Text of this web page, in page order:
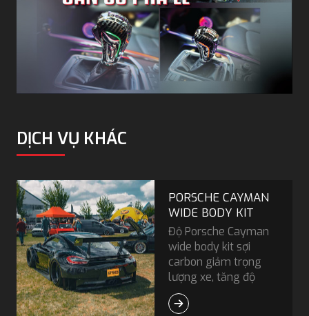
DỊCH VỤ KHÁC
PORSCHE CAYMAN
WIDE BODY KIT
Độ Porsche Cayman
wide body kit sợi
carbon giảm trọng
lượng xe, tăng độ
bám đường xe khi
chạy tốc độ cao với